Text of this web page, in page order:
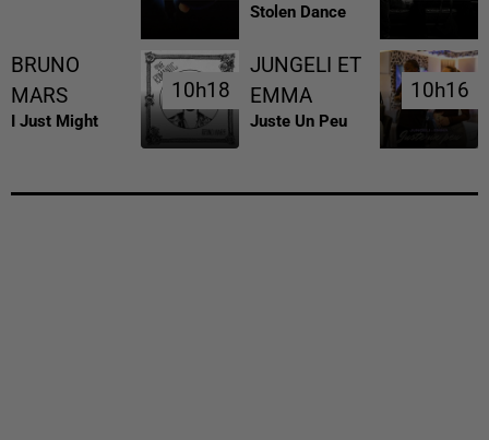
Stolen Dance
BRUNO
MARS
I Just Might
10h18
10h18
JUNGELI ET
EMMA
Juste Un Peu
10h16
10h16